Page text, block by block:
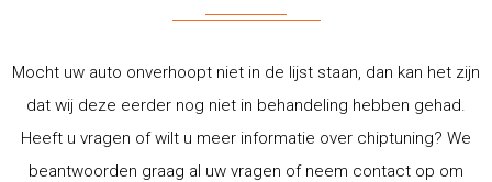
Mocht uw auto onverhoopt niet in de lijst staan, dan kan het zijn
dat wij deze eerder nog niet in behandeling hebben gehad.
Heeft u vragen of wilt u meer informatie over chiptuning? We
beantwoorden graag al uw vragen of neem contact op om